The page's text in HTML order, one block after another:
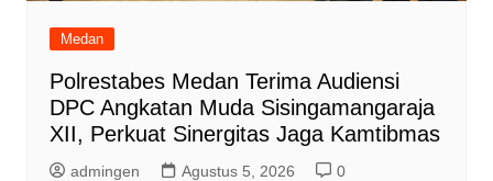
Medan
Polrestabes Medan Terima Audiensi
DPC Angkatan Muda Sisingamangaraja
XII, Perkuat Sinergitas Jaga Kamtibmas
admingen Agustus 5, 2026 0